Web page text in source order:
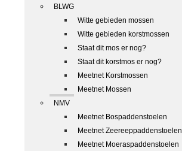
BLWG
Witte gebieden mossen
Witte gebieden korstmossen
Staat dit mos er nog?
Staat dit korstmos er nog?
Meetnet Korstmossen
Meetnet Mossen
NMV
Meetnet Bospaddenstoelen
Meetnet Zeereeppaddenstoelen
Meetnet Moeraspaddenstoelen